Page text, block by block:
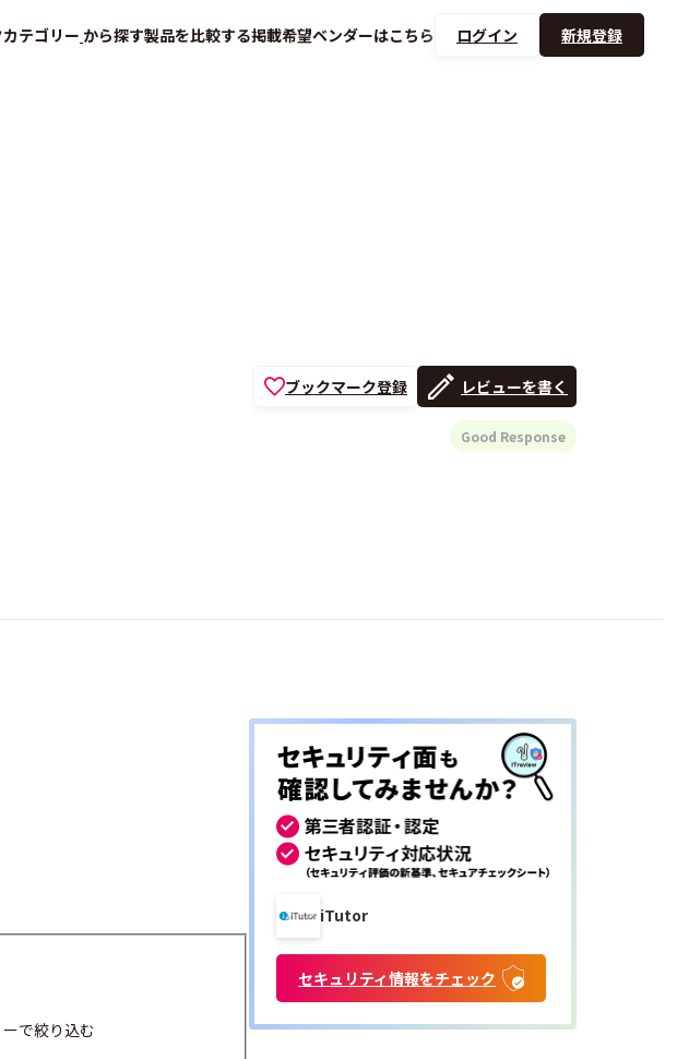
カテゴリー から探す製品を比較する掲載希望ベンダーはこちら ログイン 新規登録
ブックマーク登録 レビューを書く
Good Response
で絞り込む
iTutor
セキュリティ情報をチェック